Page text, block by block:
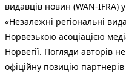
видавців новин (WAN-IFRA)
«Незалежні регіональні
Норвезькою асоціацією
Норвегії. Погляди авторів
офіційну позицію